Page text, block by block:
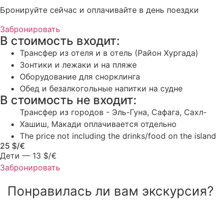
Бронируйте сейчас и оплачивайте в день поездки
Забронировать
В стоимость входит:
Трансфер из отеля и в отель (Район Хургада)
Зонтики и лежаки и на пляже
Оборудование для снорклинга
Обед и безалкогольные напитки на судне
В стоимость не входит:
Трансфер из городов - Эль-Гуна, Сафага, Сахл-
Хашиш, Макади оплачивается отдельно
The price not including the drinks/food on the island
25 $/€
Дети — 13 $/€
Забронировать
Понравилась ли вам экскурсия?